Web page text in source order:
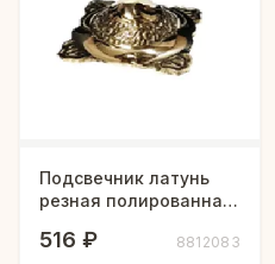
Подсвечник латунь
резная полированная
516 ₽ 8812083